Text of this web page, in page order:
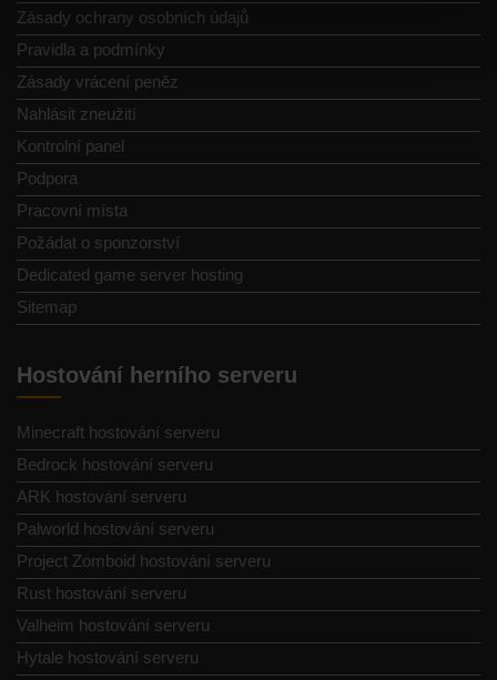
Zásady ochrany osobních údajů
Pravidla a podmínky
Zásady vrácení peněz
Nahlásit zneužití
Kontrolní panel
Podpora
Pracovní místa
Požádat o sponzorství
Dedicated game server hosting
Sitemap
Hostování herního serveru
Minecraft hostování serveru
Bedrock hostování serveru
ARK hostování serveru
Palworld hostování serveru
Project Zomboid hostování serveru
Rust hostování serveru
Valheim hostování serveru
Hytale hostování serveru